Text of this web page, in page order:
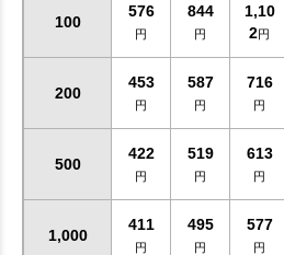
100
576
円
844
円
1,10
2円
200
453
円
587
円
716
円
500
422
円
519
円
613
円
1,000
411
円
495
円
577
円